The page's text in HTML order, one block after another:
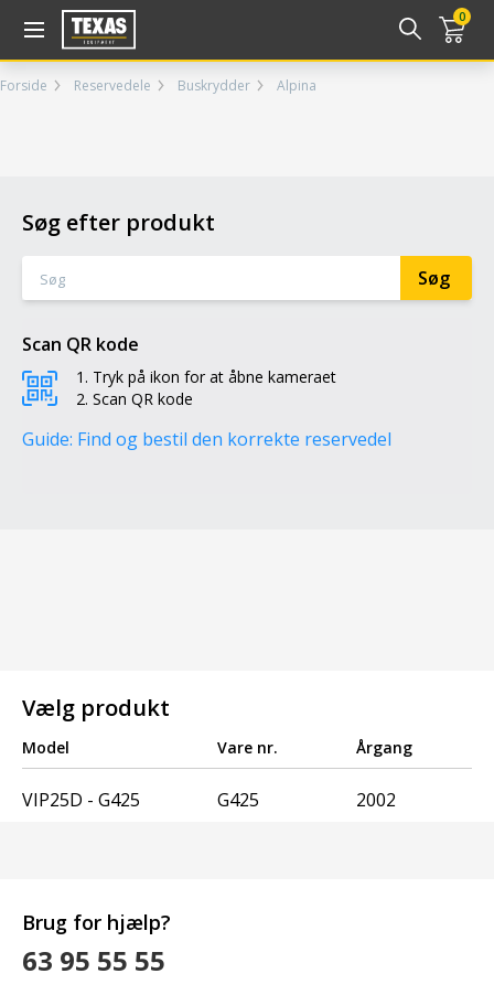
0
Forside Reservedele Buskrydder Alpina
Søg efter produkt
Scan QR kode
Tryk på ikon for at åbne kameraet
Scan QR kode
Guide: Find og bestil den korrekte reservedel
Vælg produkt
Model
VIP25D - G425
Vare nr.
G425
Årgang
2002
Brug for hjælp?
63 95 55 55